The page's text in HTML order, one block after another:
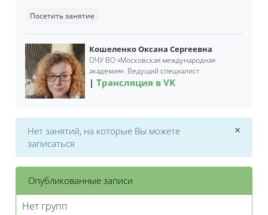
Посетить занятие
Кошеленко Оксана Сергеевна
ОЧУ ВО «Московская международная
академия». Ведущий специалист
Трансляция в VK
Нет занятий, на которые Вы можете
записаться
×
Опубликованные записи
Нет групп